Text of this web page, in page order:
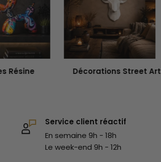
son
et
du
une
Résine Décorations Street Art
Service client réactif
En semaine 9h - 18h
Le week-end 9h - 12h